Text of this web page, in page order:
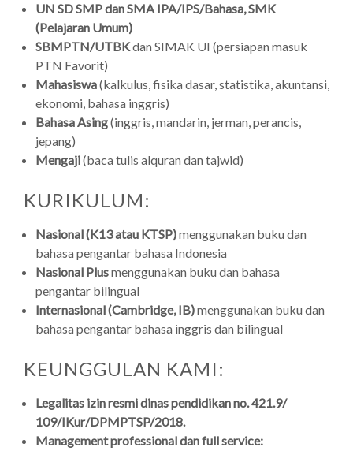
UN SD SMP dan SMA IPA/IPS/Bahasa, SMK
(Pelajaran Umum)
SBMPTN/UTBKdan SIMAK UI (persiapan masuk
PTN Favorit)
Mahasiswa(kalkulus, fisika dasar, statistika, akuntansi,
ekonomi, bahasa inggris)
Bahasa Asing(inggris, mandarin, jerman, perancis,
jepang)
Mengaji(baca tulis alquran dan tajwid)
KURIKULUM:
Nasional (K13 atau KTSP)menggunakan buku dan
bahasa pengantar bahasa Indonesia
Nasional Plusmenggunakan buku dan bahasa
pengantar bilingual
Internasional (Cambridge, IB)menggunakan buku dan
bahasa pengantar bahasa inggris dan bilingual
KEUNGGULAN KAMI:
Legalitas izin resmi dinas pendidikan no. 421.9/
109/IKur/DPMPTSP/2018.
Management professional dan full service: